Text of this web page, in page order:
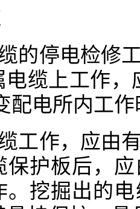
的停电检修
缆上工作，
配电所内工
工作，应由
保护板后，
。挖掘出的